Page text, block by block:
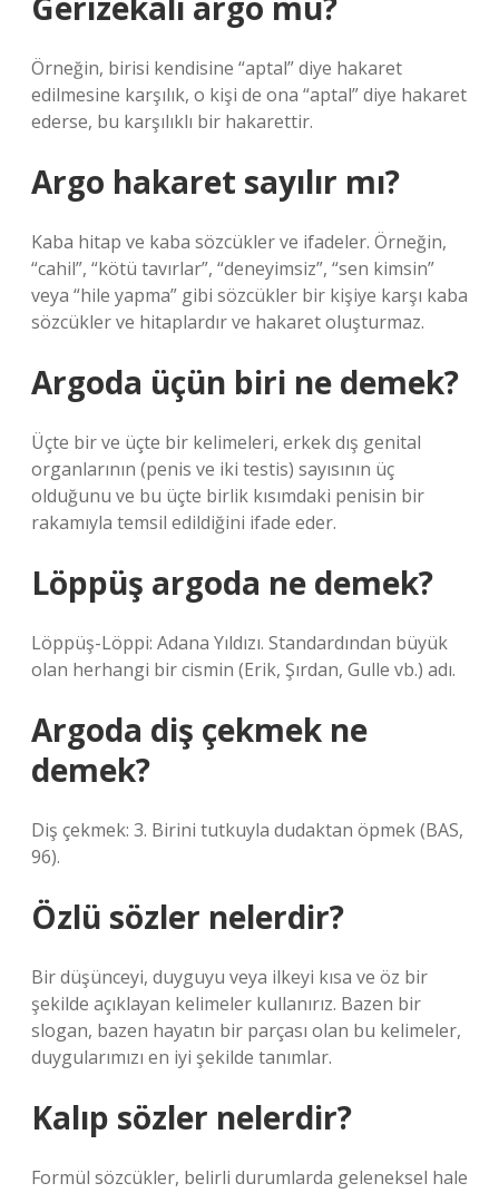
Örneğin, birisi kendisine “aptal” diye hakaret
edilmesine karşılık, o kişi de ona “aptal” diye hakaret
ederse, bu karşılıklı bir hakarettir.
Argo hakaret sayılır mı?
Kaba hitap ve kaba sözcükler ve ifadeler. Örneğin,
“cahil”, “kötü tavırlar”, “deneyimsiz”, “sen kimsin”
veya “hile yapma” gibi sözcükler bir kişiye karşı kaba
sözcükler ve hitaplardır ve hakaret oluşturmaz.
Argoda üçün biri ne demek?
Üçte bir ve üçte bir kelimeleri, erkek dış genital
organlarının (penis ve iki testis) sayısının üç
olduğunu ve bu üçte birlik kısımdaki penisin bir
rakamıyla temsil edildiğini ifade eder.
Löppüş argoda ne demek?
Löppüş-Löppi: Adana Yıldızı. Standardından büyük
olan herhangi bir cismin (Erik, Şırdan, Gulle vb.) adı.
Argoda diş çekmek ne
demek?
Diş çekmek: 3. Birini tutkuyla dudaktan öpmek (BAS,
96).
Özlü sözler nelerdir?
Bir düşünceyi, duyguyu veya ilkeyi kısa ve öz bir
şekilde açıklayan kelimeler kullanırız. Bazen bir
slogan, bazen hayatın bir parçası olan bu kelimeler,
duygularımızı en iyi şekilde tanımlar.
Kalıp sözler nelerdir?
Formül sözcükler, belirli durumlarda geleneksel hale